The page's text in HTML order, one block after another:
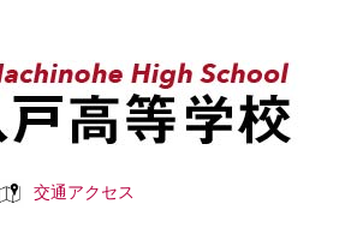
交通アクセス